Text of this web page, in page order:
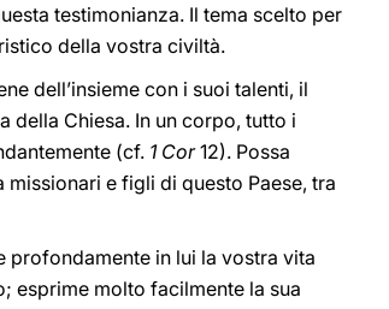
testimonianza. Il tema scelto per
della vostra civiltà.
dell’insieme con i suoi talenti, il
della Chiesa. In un corpo, tutto i
(cf. 1 Cor12). Possa
e figli di questo Paese, tra
in lui la vostra vita
esprime molto facilmente la sua